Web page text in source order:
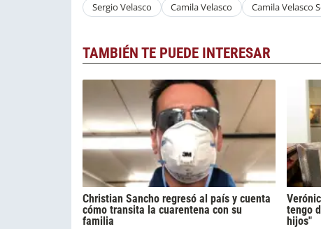
Sergio Velasco Camila Velasco Camila Velasco
TAMBIÉN TE PUEDE INTERESAR
Christian Sancho regresó al país y cuenta
cómo transita la cuarentena con su
familia
tengo
hijos"